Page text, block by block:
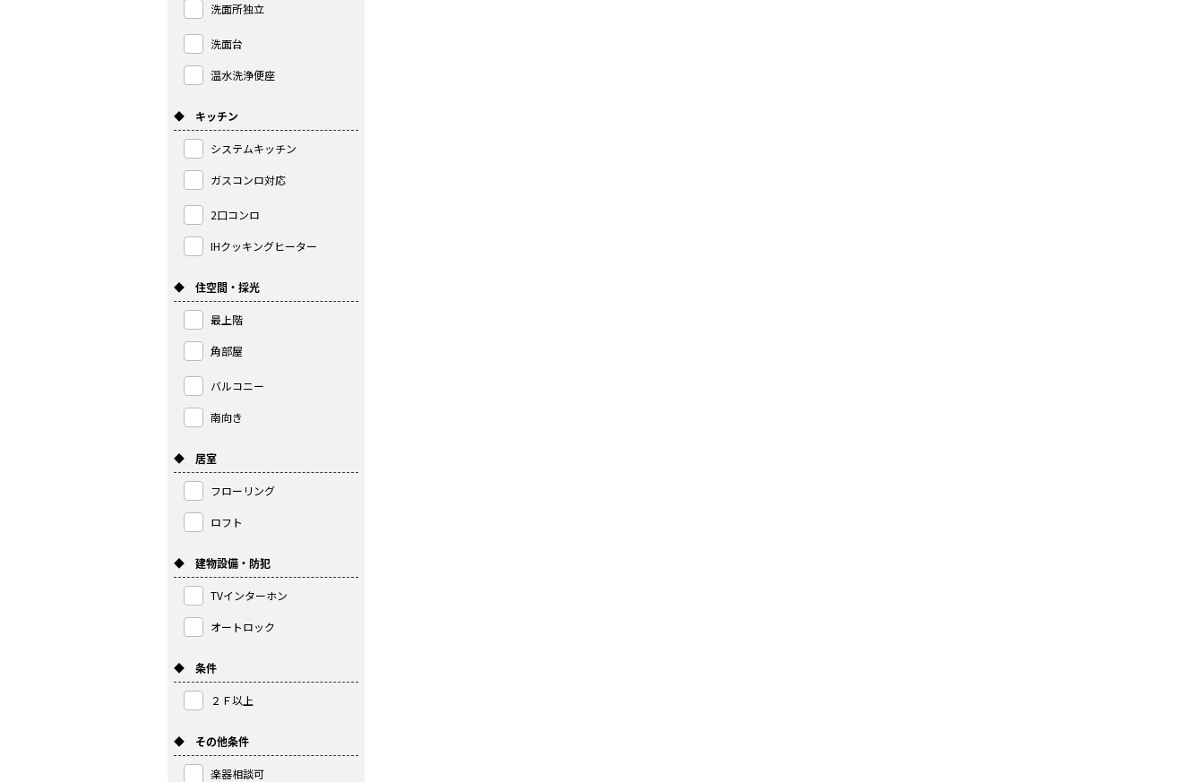
洗面所独立
洗面台
温水洗浄便座
◆ キッチン
システムキッチン
ガスコンロ対応
2口コンロ
IHクッキングヒーター
◆ 住空間・採光
最上階
角部屋
バルコニー
南向き
◆ 居室
フローリング
ロフト
◆ 建物設備・防犯
TVインターホン
オートロック
◆ 条件
２Ｆ以上
◆ その他条件
楽器相談可